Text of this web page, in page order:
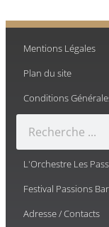
Mentions Légales
Plan du site
Conditions
L'Orchestre Les
Festival Passions
Adresse / Contacts